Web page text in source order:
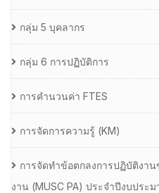
กลุ่ม 5 บุคลากร
กลุ่ม 6 การปฏิบัติการ
การคำนวนค่า FTES
การจัดการความรู้ (KM)
การจัดทำข้อตกลงการปฏิบัติงา
งาน (MUSC PA) ประจำปีงบประ